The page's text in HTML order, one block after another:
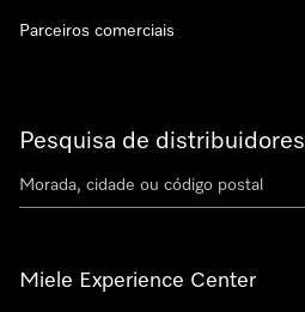
Pesquisa de distribuidores
Miele Experience Center
Parceiros comerciais